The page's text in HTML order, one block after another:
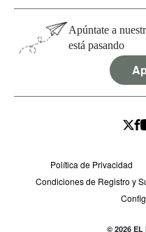
Apúntate a
está pasando
Política de Privacidad
Condiciones de Registro y
© 2026 EL